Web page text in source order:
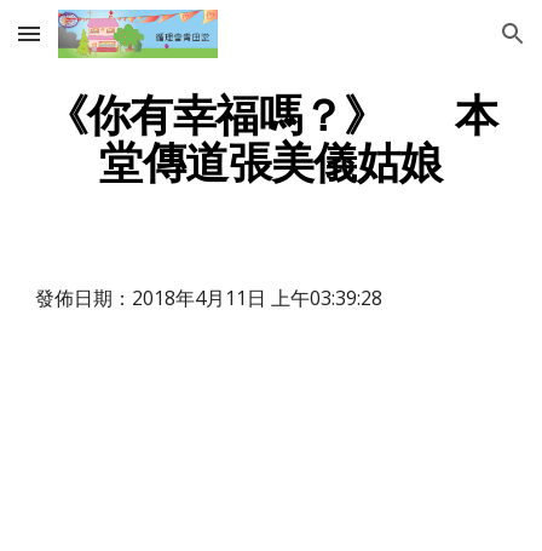
Skip to main content Skip to navigation
《你有幸福嗎？》      本
堂傳道張美儀姑娘
發佈日期：2018年4月11日 上午03:39:28